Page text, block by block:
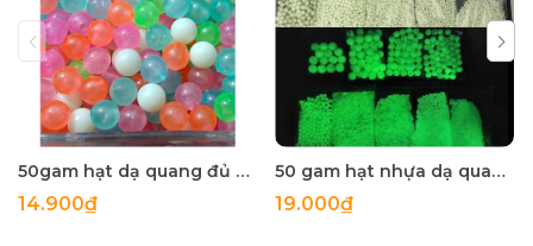
50gam hạt dạ quang đủ màu 6mm, 8mm, 10mm, 12mm, hạt nhựa tròn
14.900₫
50 gam hạt nhựa dạ quang tròn đủ size 4mm, 5mm, 6mm, 8mm, 10mm, 12mm, 14mm, 16mm ,18mm , 10mm, 22mm, 25mm
19.000₫